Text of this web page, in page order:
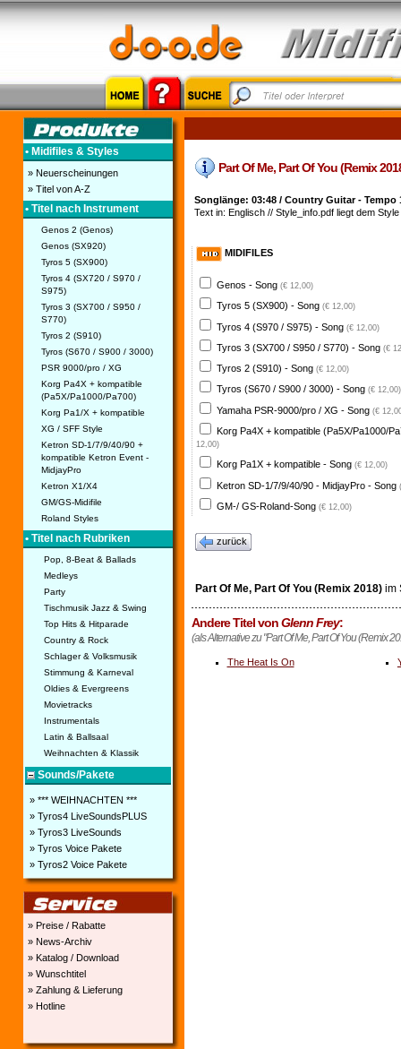
• Midifiles & Styles
» Neuerscheinungen
» Titel von A-Z
• Titel nach Instrument
Genos 2 (Genos)
Genos (SX920)
Tyros 5 (SX900)
Tyros 4 (SX720 / S970 /
S975)
Tyros 3 (SX700 / S950 /
S770)
Tyros 2 (S910)
Tyros (S670 / S900 / 3000)
PSR 9000/pro / XG
Korg Pa4X + kompatible
(Pa5X/Pa1000/Pa700)
Korg Pa1/X + kompatible
XG / SFF Style
Ketron SD-1/7/9/40/90 +
kompatible Ketron Event -
MidjayPro
Ketron X1/X4
GM/GS-Midifile
Roland Styles
• Titel nach Rubriken
Pop, 8-Beat & Ballads
Medleys
Party
Tischmusik Jazz & Swing
Top Hits & Hitparade
Country & Rock
Schlager & Volksmusik
Stimmung & Karneval
Oldies & Evergreens
Movietracks
Instrumentals
Latin & Ballsaal
Weihnachten & Klassik
Sounds/Pakete
» *** WEIHNACHTEN ***
» Tyros4 LiveSoundsPLUS
» Tyros3 LiveSounds
» Tyros Voice Pakete
» Tyros2 Voice Pakete
» Preise / Rabatte
» News-Archiv
» Katalog / Download
» Wunschtitel
» Zahlung & Lieferung
» Hotline
Part Of Me, Part Of You (Remix
Songlänge: 03:48 / Country Guitar - Tempo
Text in: Englisch // Style_info.pdf liegt dem Style
MIDIFILES
Genos - Song (€ 12,00)
Tyros 5 (SX900) - Song (€ 12,00)
Tyros 4 (S970 / S975) - Song (€ 12,00)
Tyros 3 (SX700 / S950 / S770) - Song (€
Tyros 2 (S910) - Song (€ 12,00)
Tyros (S670 / S900 / 3000) - Song (€ 12,00)
Yamaha PSR-9000/pro / XG - Song (€
Korg Pa4X + kompatible (Pa5X/Pa1000/
12,00)
Korg Pa1X + kompatible - Song (€ 12,00)
Ketron SD-1/7/9/40/90 - MidjayPro - Song
GM-/ GS-Roland-Song (€ 12,00)
zurück
Part Of Me, Part Of You (Remix 2018)im
Andere Titel vonGlenn Frey:
(als Alternative zu "Part Of Me, Part Of You (Remix
The Heat Is On